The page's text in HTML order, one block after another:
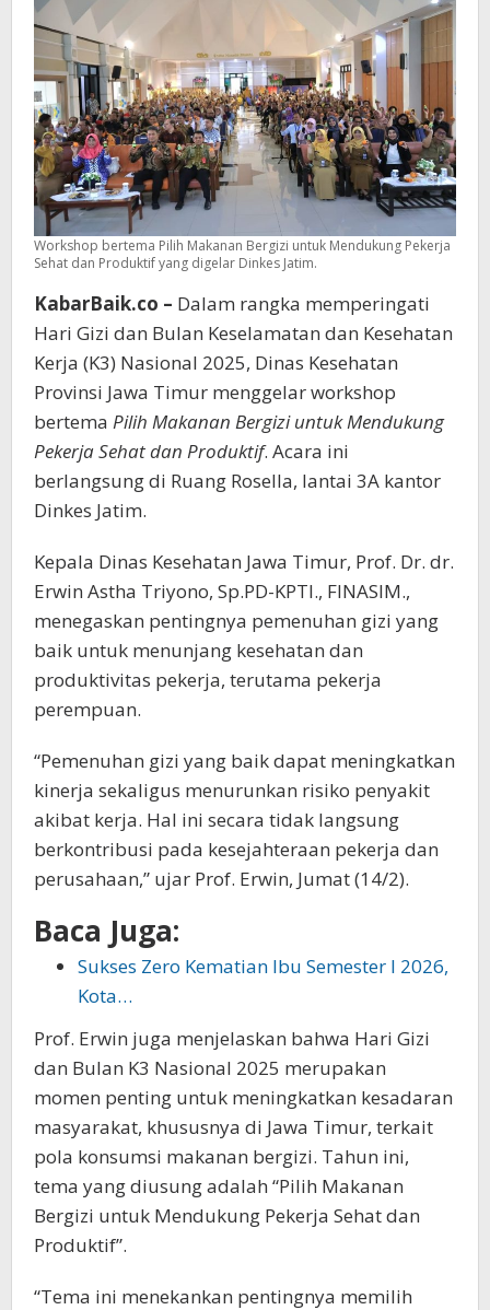
Workshop bertema Pilih Makanan Bergizi untuk Mendukung Pekerja
Sehat dan Produktif yang digelar Dinkes Jatim.
KabarBaik.co – Dalam rangka memperingati
Hari Gizi dan Bulan Keselamatan dan Kesehatan
Kerja (K3) Nasional 2025, Dinas Kesehatan
Provinsi Jawa Timur menggelar workshop
bertema Pilih Makanan Bergizi untuk Mendukung
Pekerja Sehat dan Produktif. Acara ini
berlangsung di Ruang Rosella, lantai 3A kantor
Dinkes Jatim.
Kepala Dinas Kesehatan Jawa Timur, Prof. Dr. dr.
Erwin Astha Triyono, Sp.PD-KPTI., FINASIM.,
menegaskan pentingnya pemenuhan gizi yang
baik untuk menunjang kesehatan dan
produktivitas pekerja, terutama pekerja
perempuan.
“Pemenuhan gizi yang baik dapat meningkatkan
kinerja sekaligus menurunkan risiko penyakit
akibat kerja. Hal ini secara tidak langsung
berkontribusi pada kesejahteraan pekerja dan
perusahaan,” ujar Prof. Erwin, Jumat (14/2).
Baca Juga:
Sukses Zero Kematian Ibu Semester I 2026,
Kota…
Prof. Erwin juga menjelaskan bahwa Hari Gizi
dan Bulan K3 Nasional 2025 merupakan
momen penting untuk meningkatkan kesadaran
masyarakat, khususnya di Jawa Timur, terkait
pola konsumsi makanan bergizi. Tahun ini,
tema yang diusung adalah “Pilih Makanan
Bergizi untuk Mendukung Pekerja Sehat dan
Produktif”.
“Tema ini menekankan pentingnya memilih